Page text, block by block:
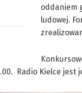
oddaniem
ludowej.
Radio Kielce